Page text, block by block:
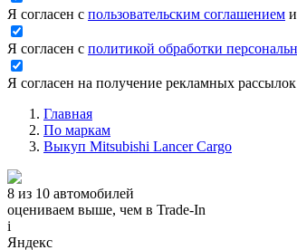
Я согласен с пользовательским соглашением и
Я согласен с политикой обработки
Я согласен на получение рекламных
Главная
По маркам
Выкуп Mitsubishi Lancer Cargo
8 из 10 автомобилей
оцениваем выше, чем в Trade‑In
i
Яндекс